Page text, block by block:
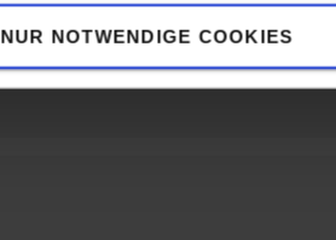
NUR NOTWENDIGE COOKIES